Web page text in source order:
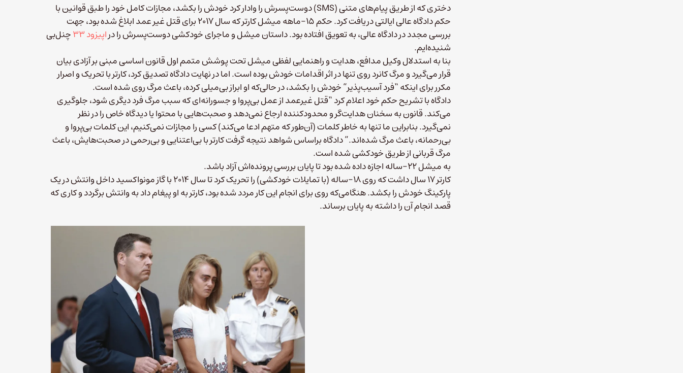
دختری که از طریق پیام‌های متنی (SMS) دوست‌پسرش را وادار کرد خودش را بکشد، مجازات کامل خود را طبق قوانین با
حکم دادگاه عالی ایالتی دریافت کرد. حکم ۱۵-ماهه میشل کارتر که سال ۲۰۱۷ برای قتل غیر عمد ابلاغ شده بود، جهت
بررسی مجدد در دادگاه عالی، به تعویق افتاده بود. داستان میشل و ماجرای خودکشی دوست‌پسرش را دراپیزود ۳۳
چنل‌بی
شنیده‌ایم.
بنا به استدلال وکیل مدافع، هدایت و راهنمایی لفظی میشل تحت پوشش متمم اول قانون اساسی مبنی بر آزادی بیان
قرار می‌گیرد و مرگ کانرد روی تنها در اثر اقدامات خودش بوده است. اما در نهایت دادگاه تصدیق کرد، کارتر با تحریک و اصرار
مکرر برای اینکه “فرد آسیب‌پذیر” خودش را بکشد، در حالی‌که او ابراز بی‌میلی کرده، باعث مرگ روی شده است.
دادگاه با تشریح حکم خود اعلام کرد “قتل غیرعمد از عمل بی‌پروا و جسورانه‌ای که سبب مرگ فرد دیگری شود، جلوگیری
می‌کند. قانون به سخنان هدایت‌گر و محدودکننده ارجاع نمی‌دهد و صحبت‌هایی با محتوا یا دیدگاه خاص را در نظر
نمی‌گیرد. بنابراین ما تنها به خاطر کلمات (آن‌طور که متهم ادعا می‌کند) کسی را مجازات نمی‌کنیم، این کلمات بی‌پروا و
بی‌رحمانه، باعث مرگ شده‌اند.” دادگاه براساس شواهد نتیجه گرفت کارتر با بی‌اعتنایی و بی‌رحمی در صحبت‌هایش، باعث
مرگ قربانی از طریق خودکشی شده است.
به میشل ۲۲-ساله اجازه داده شده بود تا پایان بررسی پرونده‌اش آزاد باشد.
کارتر ۱۷ سال داشت که روی ۱۸-ساله (با تمایلات خودکشی) را تحریک کرد تا سال ۲۰۱۴ با گاز مونواکسید داخل وانتش در یک
پارکینگ خودش را بکشد. هنگامی‌که روی برای انجام این کار مردد شده بود، کارتر به او پیغام داد به وانتش برگردد و کاری که
قصد انجام آن را داشته به پایان برساند.